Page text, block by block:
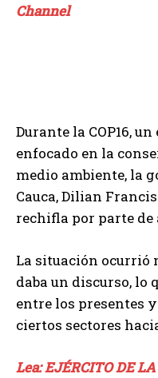
Channel
Durante la COP16,
enfocado en la
medio ambiente, la
Cauca, Dilian
rechifla por parte de
La situación ocurrió
daba un discurso, lo
entre los presentes
ciertos sectores
Lea: EJÉRCITO DE